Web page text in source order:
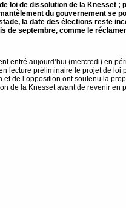
loi de dissolution de la Knesset ;
du gouvernement se
la date des élections reste
de septembre, comme le
entré aujourd’hui (mercredi) en
lecture préliminaire le projet de loi
et de l’opposition ont soutenu la
de la Knesset avant de revenir en